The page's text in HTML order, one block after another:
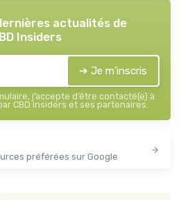
actualités de
Insiders
➔ Je m'inscris
j’accepte d’être contacté(e) à
CBD Insiders et ses partenaires.
préférées sur Google